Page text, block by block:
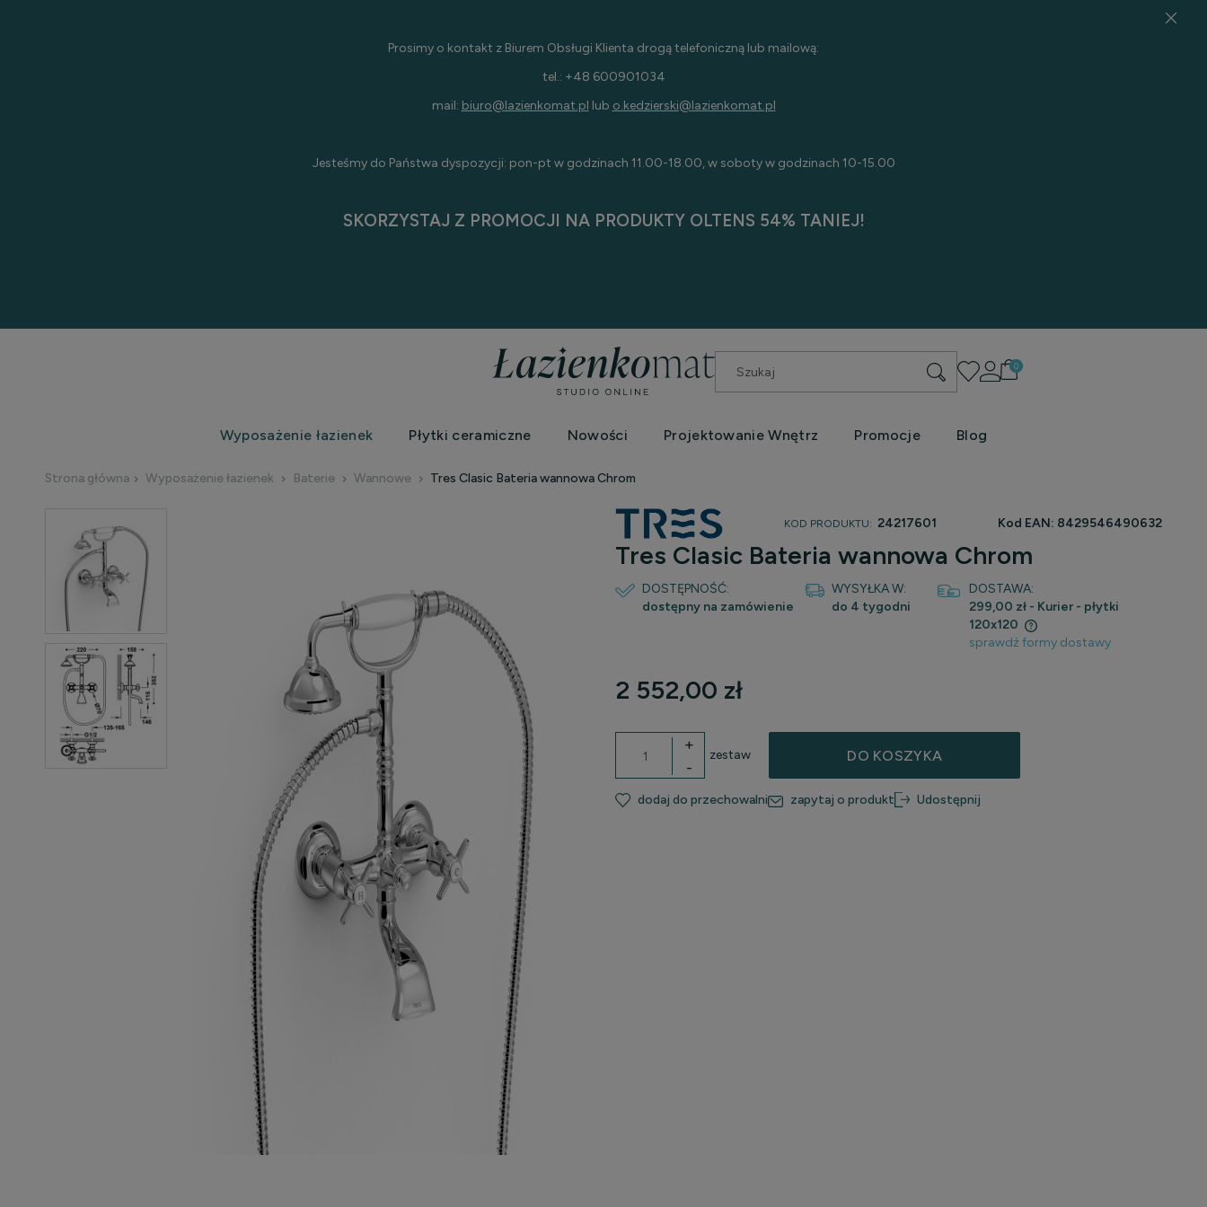
Prosimy o kontakt z Biurem Obsługi Klienta drogą telefoniczną lub mailową:
tel.: +48 600901034
mail: biuro@lazienkomat.pl lub o.kedzierski@lazienkomat.pl
Jesteśmy do Państwa dyspozycji: pon-pt w godzinach 11.00-18.00, w soboty w godzinach 10-15.00
SKORZYSTAJ Z PROMOCJI NA PRODUKTY OLTENS 54% TANIEJ!
Wyposażenie łazienek Płytki ceramiczne Nowości Projektowanie Wnętrz Promocje Blog
Strona główna Wyposażenie łazienek Baterie Wannowe Tres Clasic Bateria wannowa Chrom
KOD PRODUKTU: 24217601 Kod EAN: 8429546490632
Tres Clasic Bateria wannowa Chrom
DOSTĘPNOŚĆ:
dostępny na zamówienie
WYSYŁKA W:
do 4 tygodni
DOSTAWA:
299,00 zł - Kurier - płytki
120x120
sprawdź formy dostawy
2 552,00 zł
-
+
zestaw DO KOSZYKA
dodaj do przechowalni zapytaj o produkt Udostępnij